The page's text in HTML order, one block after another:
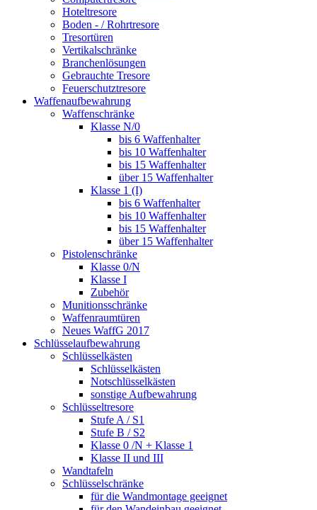
Hoteltresore
Boden - / Rohrtresore
Tresortüren
Vertikalschränke
Branchenlösungen
Gebrauchte Tresore
Feuerschutztresore
Waffenaufbewahrung
Waffenschränke
Klasse N/0
bis 6 Waffenhalter
bis 10 Waffenhalter
bis 15 Waffenhalter
über 15 Waffenhalter
Klasse 1 (I)
bis 6 Waffenhalter
bis 10 Waffenhalter
bis 15 Waffenhalter
über 15 Waffenhalter
Pistolenschränke
Klasse 0/N
Klasse I
Zubehör
Munitionsschränke
Waffenraumtüren
Neues WaffG 2017
Schlüsselaufbewahrung
Schlüsselkästen
Schlüsselkästen
Notschlüsselkästen
sonstige Aufbewahrung
Schlüsseltresore
Stufe A / S1
Stufe B / S2
Klasse 0 /N + Klasse 1
Klasse II und III
Wandtafeln
Schlüsselschränke
für die Wandmontage geeignet